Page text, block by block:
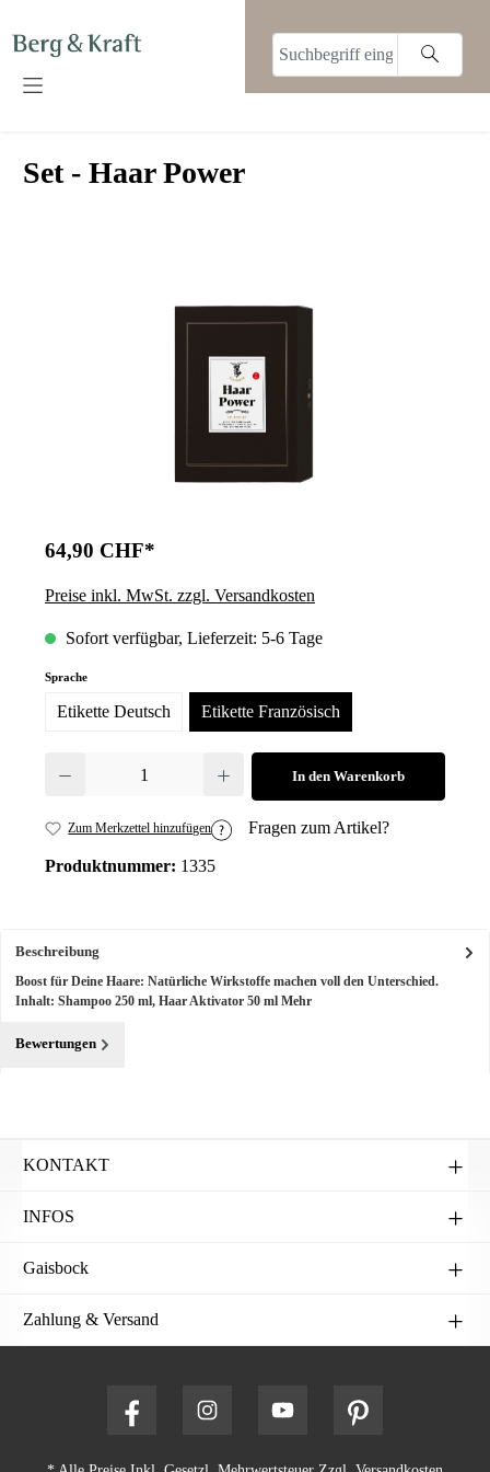
Set - Haar Power
64,90 CHF*
Preise inkl. MwSt. zzgl. Versandkosten
Sofort verfügbar, Lieferzeit: 5-6 Tage
Spracheauswählen
Etikette Deutsch Etikette Französisch
In den Warenkorb
Zum Merkzettel hinzufügen Fragen zum Artikel?
Produktnummer: 1335
Beschreibung
Boost für Deine Haare: Natürliche Wirkstoffe machen voll den Unterschied.
Inhalt: Shampoo 250 ml, Haar Aktivator 50 ml Mehr
Bewertungen
KONTAKT
INFOS
Gaisbock
Zahlung & Versand